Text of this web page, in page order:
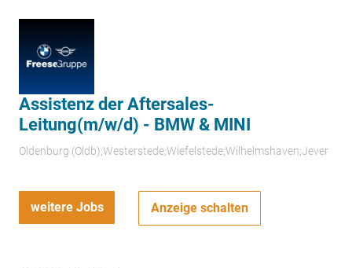
Assistenz der Aftersales-
Leitung(m/w/d) - BMW & MINI
Oldenburg (Oldb);Westerstede;Wiefelstede;Wilhelmshaven;Jever
weitere Jobs Anzeige schalten